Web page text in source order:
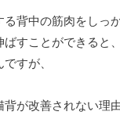
背中の筋肉をしっ
すことができると、
すが、
が改善されない理由